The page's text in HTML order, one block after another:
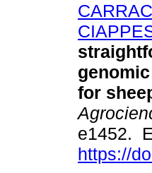
for
e1452.
https://